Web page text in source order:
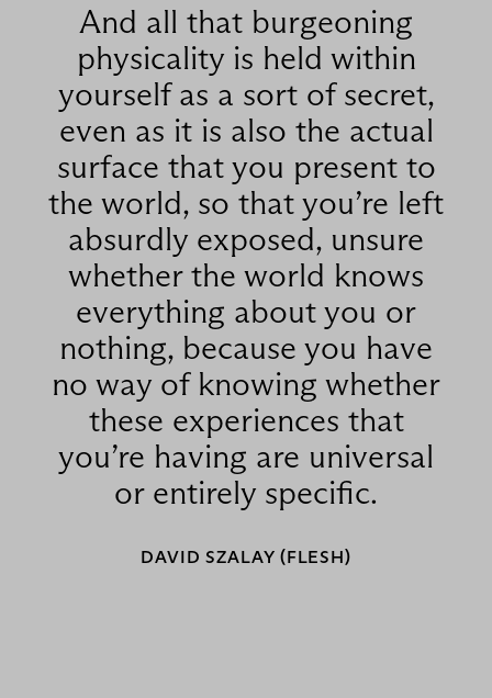
And all that burgeoning
physicality is held within
yourself as a sort of secret,
even as it is also the actual
surface that you present to
the world, so that you’re left
absurdly exposed, unsure
whether the world knows
everything about you or
nothing, because you have
no way of knowing whether
these experiences that
you’re having are universal
or entirely specific.
DAVID SZALAY (FLESH)